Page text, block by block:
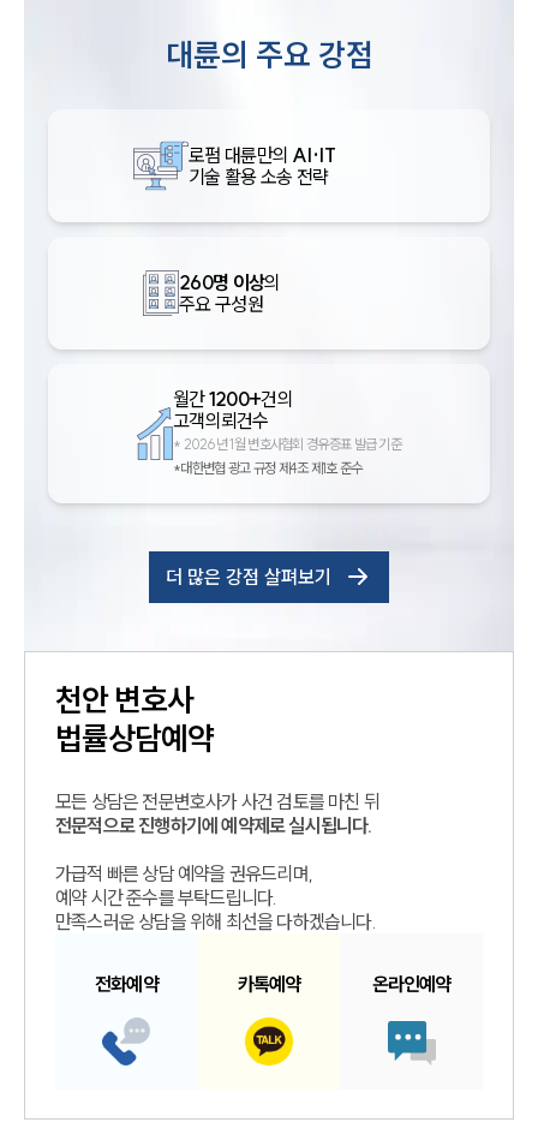
대륜의 주요 강점
로펌 대륜만의 AI·IT
기술 활용 소송 전략
260명 이상의
주요 구성원
월간1200+건의
고객의뢰건수
* 2026년 1월 변호사협회 경유증표 발급 기준
*대한변협 광고 규정 제4조 제1호 준수
더 많은 강점 살펴보기
천안변호사
법률상담예약
모든 상담은 전문변호사가 사건 검토를 마친 뒤
전문적으로 진행하기에 예약제로 실시됩니다.
가급적 빠른 상담 예약을 권유드리며,
예약 시간 준수를 부탁드립니다.
만족스러운 상담을 위해 최선을 다하겠습니다.
전화예약 카톡예약 온라인예약